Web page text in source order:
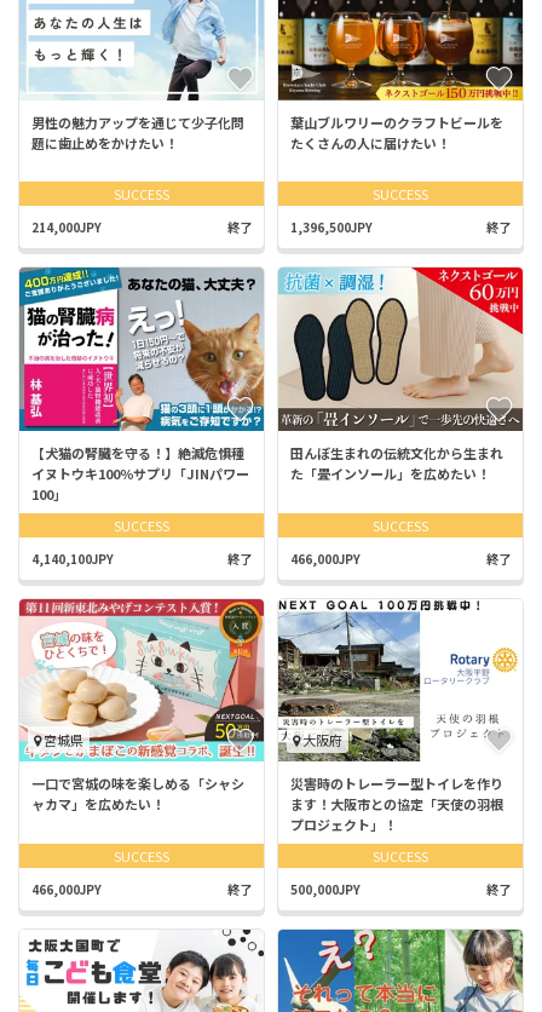
男性の魅力アップを通じて少子化問
題に歯止めをかけたい！
SUCCESS
214,000JPY 終了
葉山ブルワリーのクラフトビールを
たくさんの人に届けたい！
SUCCESS
1,396,500JPY 終了
【犬猫の腎臓を守る！】絶滅危惧種
イヌトウキ100％サプリ「JINパワー
100」
SUCCESS
4,140,100JPY 終了
田んぼ生まれの伝統文化から生まれ
た「畳インソール」を広めたい！
SUCCESS
466,000JPY 終了
宮城県
一口で宮城の味を楽しめる「シャシ
ャカマ」を広めたい！
SUCCESS
466,000JPY 終了
大阪府
災害時のトレーラー型トイレを作り
ます！大阪市との協定「天使の羽根
プロジェクト」！
SUCCESS
500,000JPY 終了